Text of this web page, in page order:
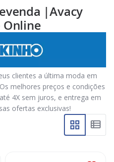
|Avacy
Online
clientes a última moda em
melhores preços e condições
4X sem juros, e entrega em
ofertas exclusivas!